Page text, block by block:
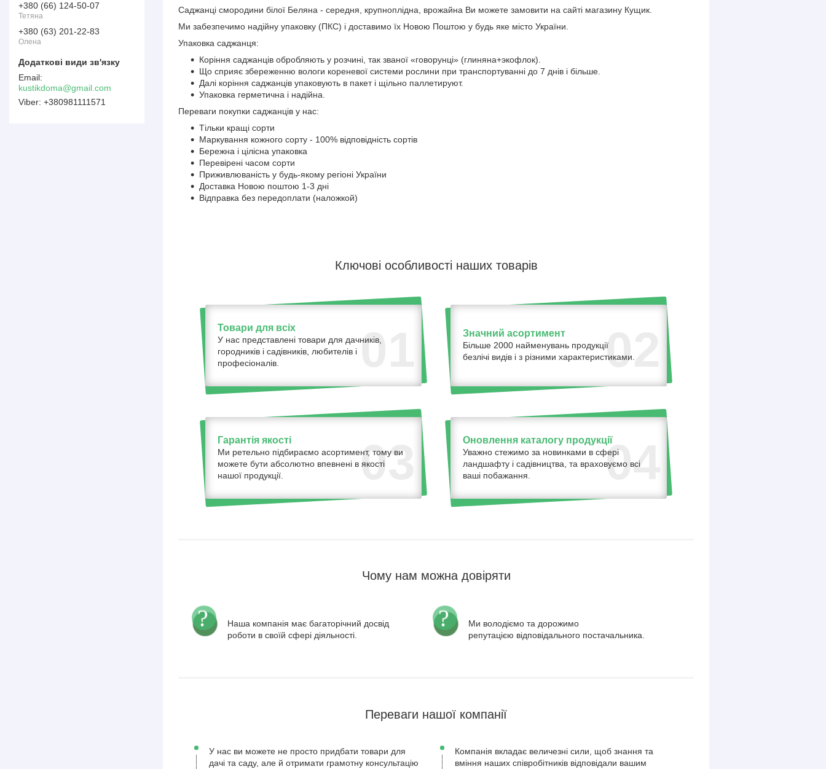
Саджанці смородини білої Беляна - середня, крупноплідна, врожайна Ви можете замовити на сайті магазину Кущик.
Ми забезпечимо надійну упаковку (ПКС) і доставимо їх Новою Поштою у будь яке місто України.
Упаковка саджанця:
Коріння саджанців обробляють у розчині, так званої «говорунці» (глиняна+экофлок).
Що сприяє збереженню вологи кореневої системи рослини при транспортуванні до 7 днів і більше.
Далі коріння саджанців упаковують в пакет і щільно паллетируют.
Упаковка герметична і надійна.
Переваги покупки саджанців у нас:
Тільки кращі сорти
Маркування кожного сорту - 100% відповідність сортів
Бережна і цілісна упаковка
Перевірені часом сорти
Приживлюваність у будь-якому регіоні України
Доставка Новою поштою 1-3 дні
Відправка без передоплати (наложкой)
Ключові особливості наших товарів
01
Товари для всіх
У нас представлені товари для дачників,
городників і садівників, любителів і
професіоналів.
02
Значний асортимент
Більше 2000 найменувань продукції
безлічі видів і з різними характеристиками.
03
Гарантія якості
Ми ретельно підбираємо асортимент, тому ви
можете бути абсолютно впевнені в якості
нашої продукції.
04
Оновлення каталогу продукції
Уважно стежимо за новинками в сфері
ландшафту і садівництва, та враховуємо всі
ваші побажання.
Чому нам можна довіряти
Наша компанія має багаторічний досвід
роботи в своїй сфері діяльності.
Ми володіємо та дорожимо
репутацією відповідального постачальника.
Переваги нашої компанії
У нас ви можете не просто придбати товари для
дачі та саду, але й отримати грамотну консультацію
Компанія вкладає величезні сили, щоб знання та
вміння наших співробітників відповідали вашим
+380 (66) 124-50-07
Тетяна
+380 (63) 201-22-83
Олена
kustikdoma@gmail.com
+380981111571